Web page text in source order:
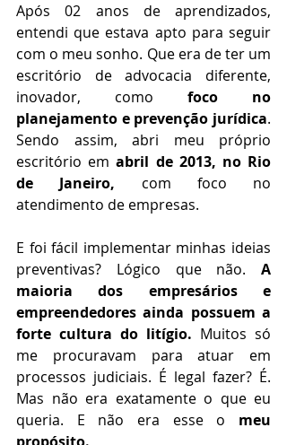
Após 02 anos de aprendizados,
entendi que estava apto para seguir
com o meu sonho. Que era de ter um
escritório de advocacia diferente,
inovador, como foco no
planejamento e prevenção jurídica.
Sendo assim, abri meu próprio
escritório em abril de 2013, no Rio
de Janeiro, com foco no
atendimento de empresas.
E foi fácil implementar minhas ideias
preventivas? Lógico que não. A
maioria dos empresários e
empreendedores ainda possuem a
forte cultura do litígio. Muitos só
me procuravam para atuar em
processos judiciais. É legal fazer? É.
Mas não era exatamente o que eu
queria. E não era esse o meu